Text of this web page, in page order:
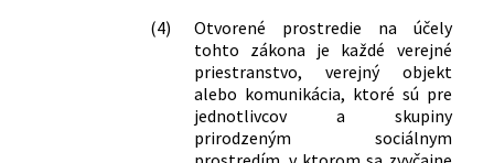
(4)
Otvorené prostredie na účely
tohto zákona je každé verejné
priestranstvo, verejný objekt
alebo komunikácia, ktoré sú pre
jednotlivcov a skupiny
prirodzeným sociálnym